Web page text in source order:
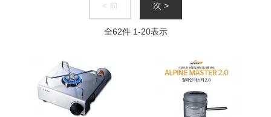
< 前 次 >
全62件 1-20表示